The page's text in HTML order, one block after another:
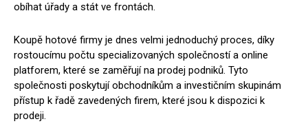
obíhat úřady a stát ve frontách.
Koupě hotové firmy je dnes velmi jednoduchý proces, díky
rostoucímu počtu specializovaných společností a online
platforem, které se zaměřují na prodej podniků. Tyto
společnosti poskytují obchodníkům a investičním skupinám
přístup k řadě zavedených firem, které jsou k dispozici k
prodeji.